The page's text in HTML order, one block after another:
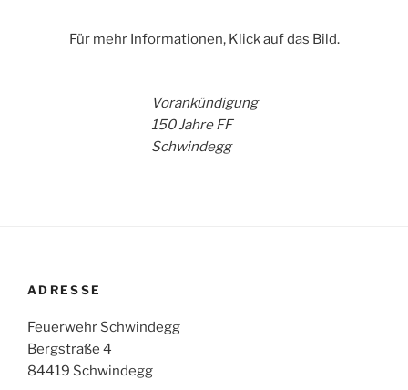
Für mehr Informationen, Klick auf das Bild.
Vorankündigung
150 Jahre FF
Schwindegg
ADRESSE
Feuerwehr Schwindegg
Bergstraße 4
84419 Schwindegg